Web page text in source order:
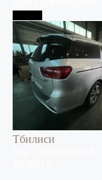
Тбилиси